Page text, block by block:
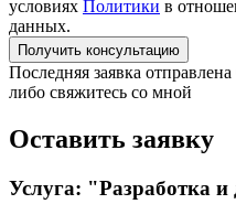
условиях Политики в
данных.
Получить консультацию
Последняя заявка
либо свяжитесь со мной
Оставить заявку
Услуга: "Разработка